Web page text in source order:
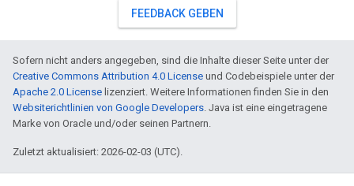
FEEDBACK GEBEN
Sofern nicht anders angegeben, sind die Inhalte dieser Seite unter der
Creative Commons Attribution 4.0 License und Codebeispiele unter der
Apache 2.0 License lizenziert. Weitere Informationen finden Sie in den
Websiterichtlinien von Google Developers. Java ist eine eingetragene
Marke von Oracle und/oder seinen Partnern.
Zuletzt aktualisiert: 2026-02-03 (UTC).